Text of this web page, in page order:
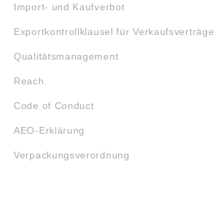
Import- und Kaufverbot
Exportkontrollklausel für Verkaufsverträge
Qualitätsmanagement
Reach
Code of Conduct
AEO-Erklärung
Verpackungsverordnung